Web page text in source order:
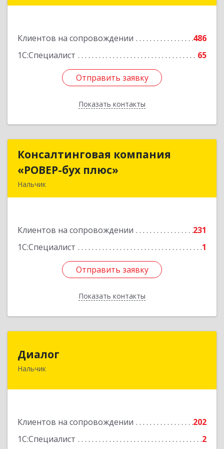
Клиентов на сопровождении
486
1С:Специалист
65
Отправить заявку
Показать контакты
Отправить заявку
Назад
Консалтинговая компания
«РОВЕР-бух плюс»
Нальчик
Клиентов на сопровождении
231
1С:Специалист
1
Отправить заявку
Показать контакты
Консалтинговая компания
«РОВЕР-бух плюс»
Подробнее
Отправить заявку
Назад
Диалог
Нальчик
Клиентов на сопровождении
202
1С:Специалист
2
360016, Кабардино-Балкарская Респ, Нальчик г,